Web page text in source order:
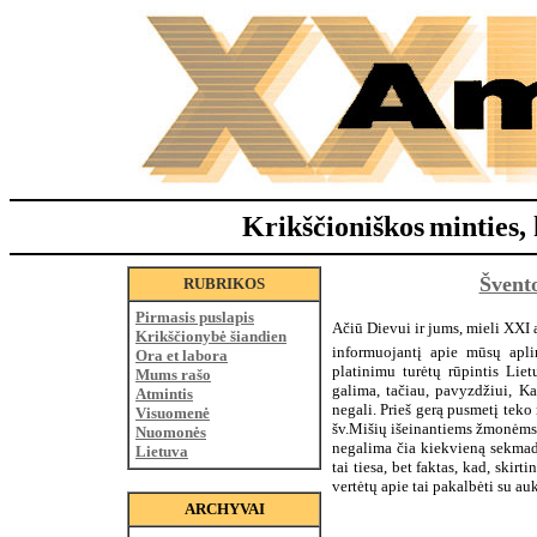
Krikščioniškosminties,
RUBRIKOS
Pirmasis puslapis
Krikščionybė šiandien
Ora et labora
Mums rašo
Atmintis
Visuomenė
Nuomonės
Lietuva
ARCHYVAI
Ačiū Dievui ir jums, mieli XXI
informuojantį apie mūsų
platinimu turėtų rūpintis
galima, tačiau, pavyzdžiui,
negali. Prieš gerą pusmetį
šv.Mišių išeinantiems
negalima čia kiekvieną
tai tiesa, bet faktas, kad,
vertėtų apie tai pakalbėti su